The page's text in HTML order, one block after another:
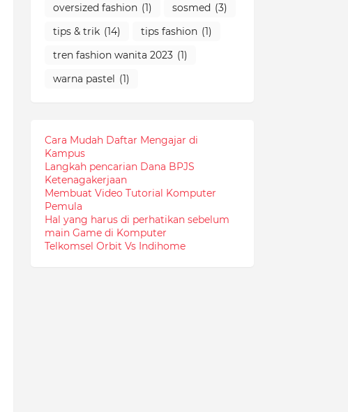
oversized fashion (1) sosmed (3)
tips & trik (14) tips fashion (1)
tren fashion wanita 2023 (1)
warna pastel (1)
Cara Mudah Daftar Mengajar di
Kampus
Langkah pencarian Dana BPJS
Ketenagakerjaan
Membuat Video Tutorial Komputer
Pemula
Hal yang harus di perhatikan sebelum
main Game di Komputer
Telkomsel Orbit Vs Indihome